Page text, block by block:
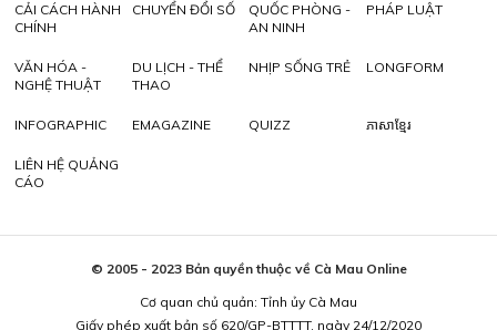
CẢI CÁCH HÀNH
CHÍNH
CHUYỂN ĐỔI SỐ
QUỐC PHÒNG -
AN NINH
PHÁP LUẬT
VĂN HÓA -
NGHỆ THUẬT
DU LỊCH - THỂ
THAO
NHỊP SỐNG TRẺ LONGFORM
INFOGRAPHIC EMAGAZINE QUIZZ ភាសាខ្មែរ
LIÊN HỆ QUẢNG
CÁO
© 2005 - 2023 Bản quyền thuộc về Cà Mau Online
Cơ quan chủ quản: Tỉnh ủy Cà Mau
Giấy phép xuất bản số 620/GP-BTTTT, ngày 24/12/2020